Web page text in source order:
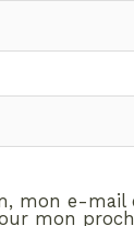
mon e-mail
mon